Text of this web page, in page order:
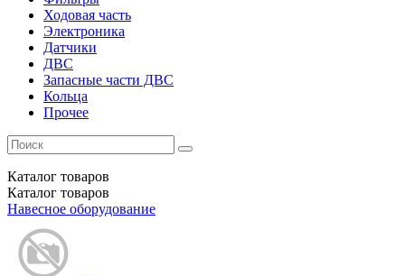
Ходовая часть
Электроника
Датчики
ДВС
Запасные части ДВС
Кольца
Прочее
Каталог товаров
Каталог товаров
Навесное оборудование